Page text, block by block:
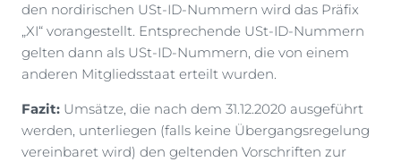
den nordirischen USt-ID-Nummern wird das Präfix
„XI“ vorangestellt. Entsprechende USt-ID-Nummern
gelten dann als USt-ID-Nummern, die von einem
anderen Mitgliedsstaat erteilt wurden.
Fazit: Umsätze, die nach dem 31.12.2020 ausgeführt
werden, unterliegen (falls keine Übergangsregelung
vereinbaret wird) den geltenden Vorschriften zur